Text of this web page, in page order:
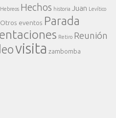
Hebreos Hechos historia Juan Levítico
Otros eventos Parada
Retiro Reunión
visita zambomba